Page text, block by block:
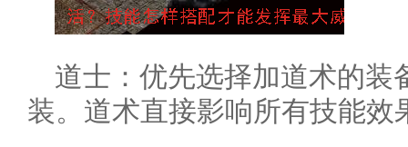
道士：优先选择加道术的装
装。道术直接影响所有技能效